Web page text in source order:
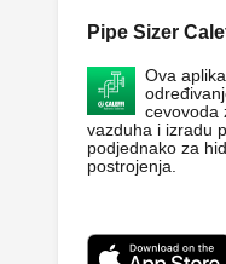
Pipe Sizer
Ova
cevovoda
vazduha i izradu
podjednako za
postrojenja.